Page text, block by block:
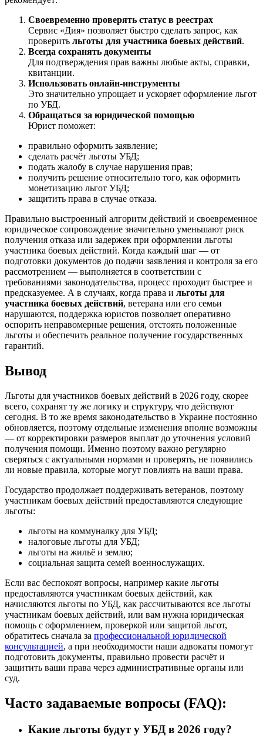
Своевременно проверять статус в реестрах
Сервис «Дия» позволяет быстро сделать запрос, как
проверить льготы для участника боевых действий.
Всегда сохранять документы
Для подтверждения прав важны любые акты, справки,
квитанции.
Использовать онлайн-инструменты
Это значительно упрощает и ускоряет оформление льгот
по УБД.
Обращаться за юридической помощью
Юрист поможет:
правильно оформить заявление;
сделать расчёт льготы УБД;
подать жалобу в случае нарушения прав;
получить решение относительно того, как оформить
монетизацию льгот УБД;
защитить права в случае отказа.
Правильно выстроенный алгоритм действий и своевременное
юридическое сопровождение значительно уменьшают риск
получения отказа или задержек при оформлении льготы
участника боевых действий. Когда каждый шаг — от
подготовки документов до подачи заявления и контроля за его
рассмотрением — выполняется в соответствии с
требованиями законодательства, процесс проходит быстрее и
предсказуемее. А в случаях, когда права и льготы для
участника боевых действий, ветерана или его семьи
нарушаются, поддержка юристов позволяет оперативно
оспорить неправомерные решения, отстоять положенные
льготы и обеспечить реальное получение государственных
гарантий.
Вывод
Льготы для участников боевых действий в 2026 году, скорее
всего, сохранят ту же логику и структуру, что действуют
сегодня. В то же время законодательство в Украине постоянно
обновляется, поэтому отдельные изменения вполне возможны
— от корректировки размеров выплат до уточнения условий
получения помощи. Именно поэтому важно регулярно
сверяться с актуальными нормами и проверять, не появились
ли новые правила, которые могут повлиять на ваши права.
Государство продолжает поддерживать ветеранов, поэтому
участникам боевых действий предоставляются следующие
льготы:
льготы на коммуналку для УБД;
налоговые льготы для УБД;
льготы на жильё и землю;
социальная защита семей военнослужащих.
Если вас беспокоят вопросы, например какие льготы
предоставляются участникам боевых действий, как
начисляются льготы по УБД, как рассчитываются все льготы
участникам боевых действий, или вам нужна юридическая
помощь с оформлением, проверкой или защитой льгот,
обратитесь сначала за профессиональной юридической
консультацией, а при необходимости наши адвокаты помогут
подготовить документы, правильно провести расчёт и
защитить ваши права через административные органы или
суд.
Часто задаваемые вопросы (FAQ):
Какие льготы будут у УБД в 2026 году?